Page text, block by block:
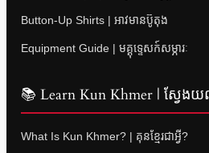
Button-Up Shirts | អាវមានប៊ូតុង
Equipment Guide | មគ្គុទ្ទេសក៍សម្ភារៈ
📚 Learn Kun Khmer | ស្វែងយ
What Is Kun Khmer? | គុនខ្មែរជាអ្វី?